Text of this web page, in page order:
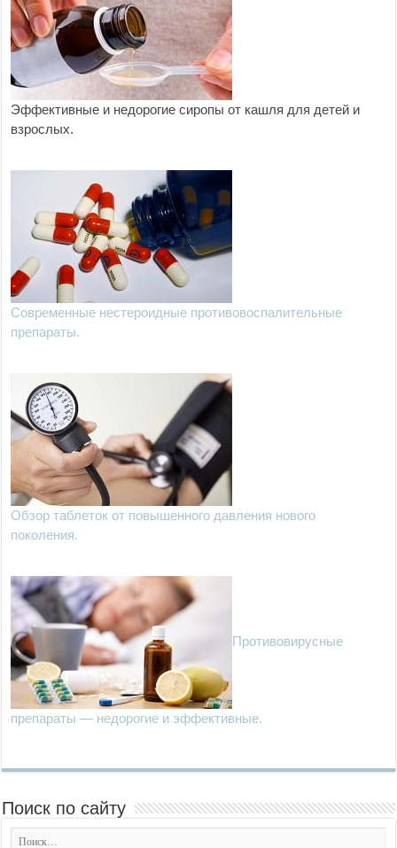
Эффективные и недорогие сиропы от кашля для детей и
взрослых.
Современные нестероидные противовоспалительные
препараты.
Обзор таблеток от повышенного давления нового
поколения.
Противовирусные
препараты — недорогие и эффективные.
Поиск по сайту